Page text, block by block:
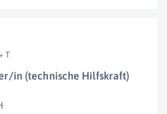
T
in (technische Hilfskraft)